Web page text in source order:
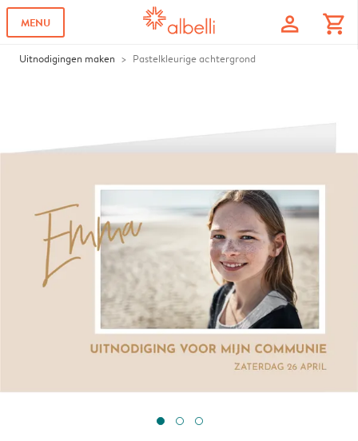
MENU profile shopping_cart
Uitnodigingen maken Pastelkleurige achtergrond